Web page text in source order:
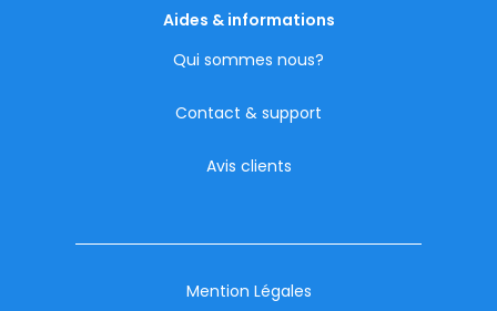
Aides & informations
Qui sommes nous?
Contact & support
Avis clients
Mention Légales